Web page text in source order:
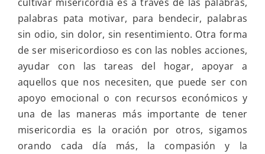
palabras pata motivar, para bendecir, palabras
sin odio, sin dolor, sin resentimiento. Otra forma
de ser misericordioso es con las nobles acciones,
ayudar con las tareas del hogar, apoyar a
aquellos que nos necesiten, que puede ser con
apoyo emocional o con recursos económicos y
una de las maneras más importante de tener
misericordia es la oración por otros, sigamos
orando cada día más, la compasión y la